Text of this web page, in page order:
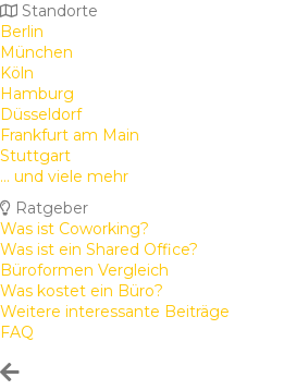
Standorte
Berlin
München
Köln
Hamburg
Düsseldorf
Frankfurt am Main
Stuttgart
... und viele mehr
Ratgeber
Was ist Coworking?
Was ist ein Shared Office?
Büroformen Vergleich
Was kostet ein Büro?
Weitere interessante Beiträge
FAQ